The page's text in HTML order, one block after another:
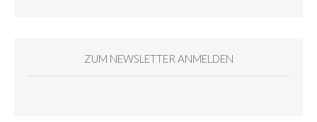
ZUM NEWSLETTER ANMELDEN